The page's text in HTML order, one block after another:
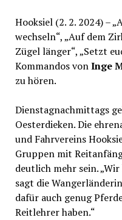
Hooksiel (2. 2. 2024) –
wechseln“, „Auf dem
Zügel länger“, „Setzt
Kommandos vonInge
zu hören.
Dienstagnachmittags
Oesterdieken. Die
und Fahrvereins
Gruppen mit
deutlich mehr sein.
sagt die
dafür auch genug
Reitlehrer haben.“